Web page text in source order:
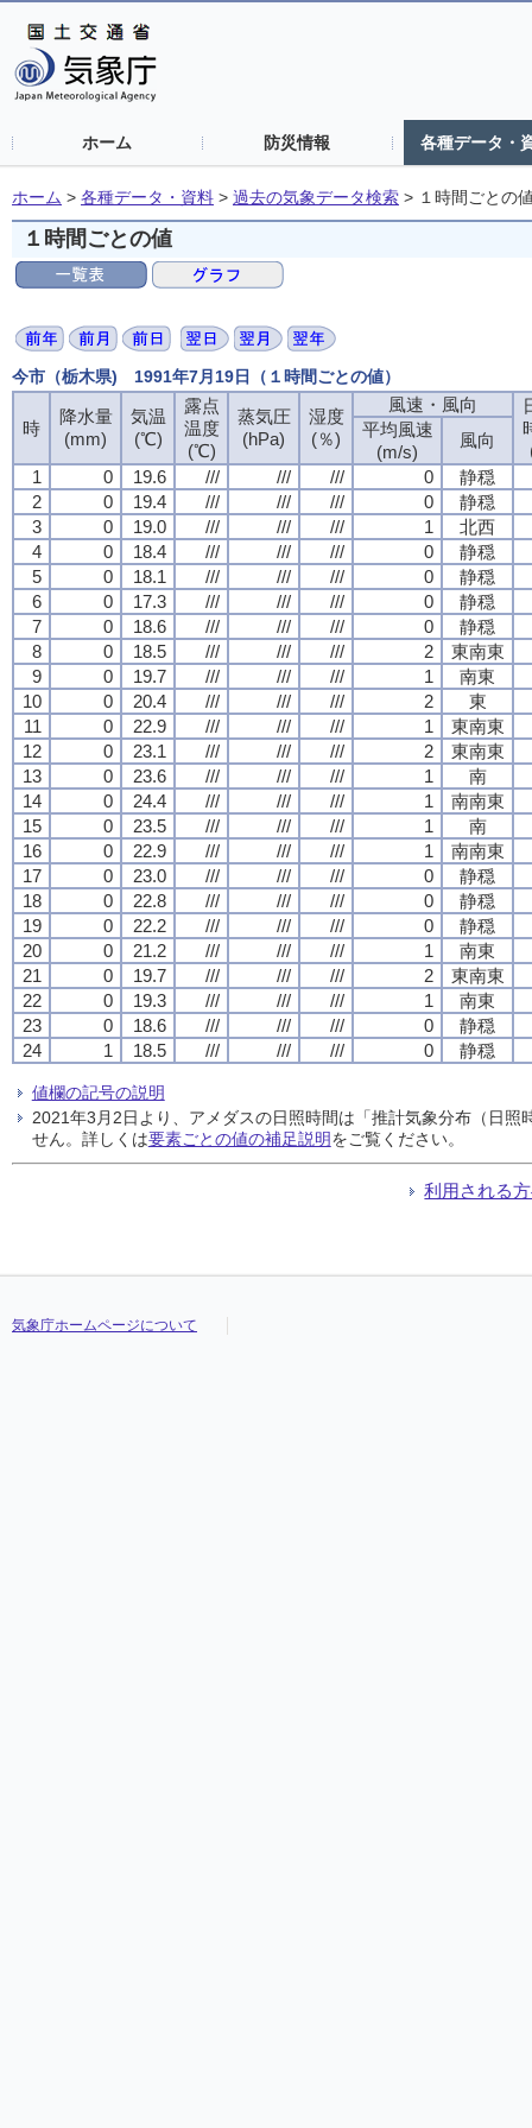
ホーム 防災情報 各種データ・
ホーム > 各種データ・資料 > 過去の気象データ検索 > １時間ごとの
１時間ごとの値
今市（栃木県) 1991年7月19日（１時間ごとの値）
時
降水量
(mm)
気温
(℃)
露点
温度
(℃)
蒸気圧
(hPa)
湿度
(％)
風速・風向
平均風速
(m/s)
風向
1
0 19.6 /// /// /// 0
静穏
2
0 19.4 /// /// /// 0
静穏
3
0 19.0 /// /// /// 1
北西
4
0 18.4 /// /// /// 0
静穏
5
0 18.1 /// /// /// 0
静穏
6
0 17.3 /// /// /// 0
静穏
7
0 18.6 /// /// /// 0
静穏
8
0 18.5 /// /// /// 2
東南東
9
0 19.7 /// /// /// 1
南東
10
0 20.4 /// /// /// 2
東
11
0 22.9 /// /// /// 1
東南東
12
0 23.1 /// /// /// 2
東南東
13
0 23.6 /// /// /// 1
南
14
0 24.4 /// /// /// 1
南南東
15
0 23.5 /// /// /// 1
南
16
0 22.9 /// /// /// 1
南南東
17
0 23.0 /// /// /// 0
静穏
18
0 22.8 /// /// /// 0
静穏
19
0 22.2 /// /// /// 0
静穏
20
0 21.2 /// /// /// 1
南東
21
0 19.7 /// /// /// 2
東南東
22
0 19.3 /// /// /// 1
南東
23
0 18.6 /// /// /// 0
静穏
24
1 18.5 /// /// /// 0 静穏
値欄の記号の説明
2021年3月2日より、アメダスの日照時間は「推計気象分布（日
せん。詳しくは要素ごとの値の補足説明をご覧ください。
利用される
気象庁ホームページについて